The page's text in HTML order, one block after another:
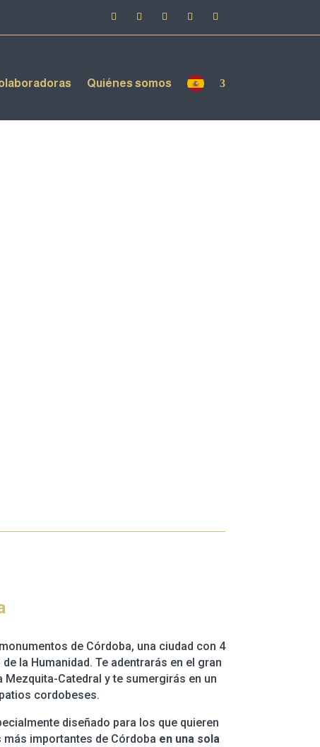
Quiénes somos
de Córdoba, una ciudad con 4
la Humanidad. Te adentrarás en el gran
Mezquita-Catedral y te sumergirás en un
cordobeses.
diseñado para los que quieren
importantes de Córdoba en una sola